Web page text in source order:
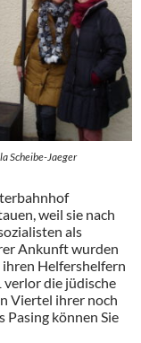
Scheibe-Jaeger
weil sie nach
als
Ankunft wurden
ihren Helfershelfern
verlor die jüdische
Viertel ihrer noch
können Sie